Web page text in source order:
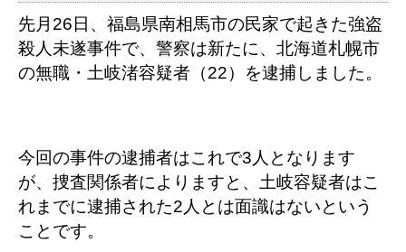
先月26日、福島県南相馬市の民家で起きた強盗
殺人未遂事件で、警察は新たに、北海道札幌市
の無職・土岐渚容疑者（22）を逮捕しました。
今回の事件の逮捕者はこれで3人となります
が、捜査関係者によりますと、土岐容疑者はこ
れまでに逮捕された2人とは面識はないという
ことです。